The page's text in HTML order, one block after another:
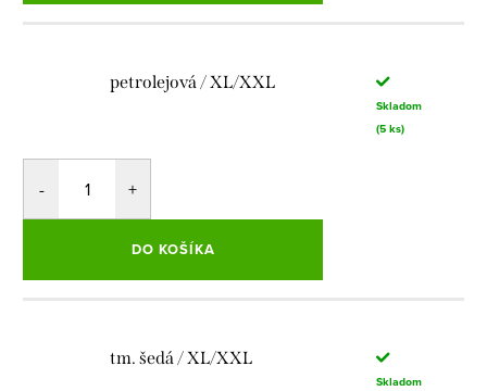
petrolejová / XL/XXL
Skladom
(5 ks)
DO KOŠÍKA
tm. šedá / XL/XXL
Skladom